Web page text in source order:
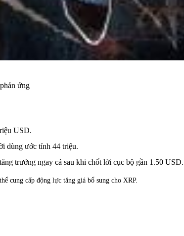
ứng
USD.
dùng ước tính 44 triệu.
trưởng ngay cả sau khi chốt lời cục bộ gần 1.50 USD.
cung cấp động lực tăng giá bổ sung cho XRP.